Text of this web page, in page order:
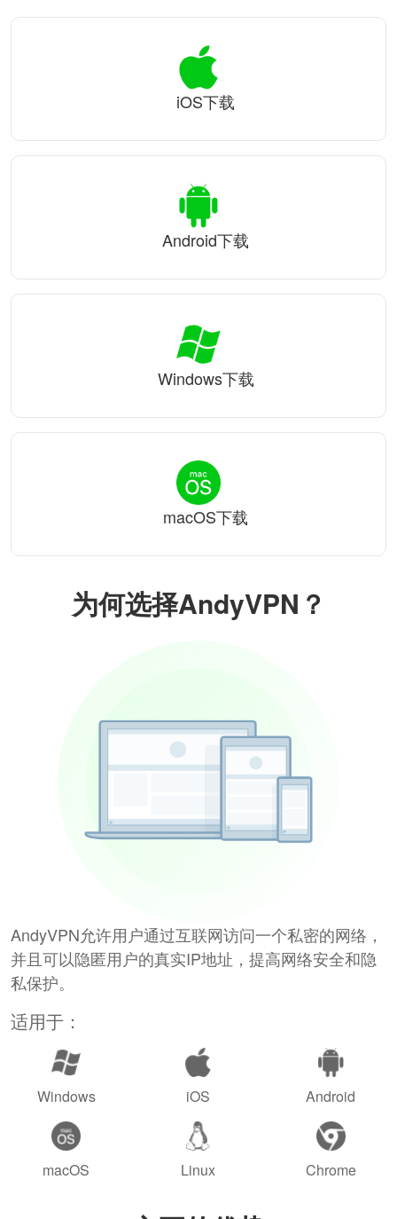
为何选择AndyVPN？
AndyVPN允许用户通过互联网访问一个私密的网络，
并且可以隐匿用户的真实IP地址，提高网络安全和隐
私保护。
适用于：
Windows iOS Android
macOS Linux Chrome
iOS下载
Android下载
Windows下载
macOS下载